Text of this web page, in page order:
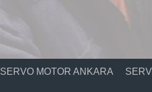
SERVO MOTOR ANKARA